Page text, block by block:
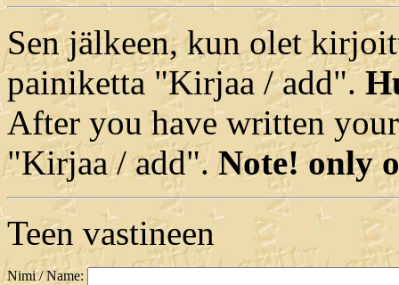
Sen jälkeen, kun olet
painiketta "Kirjaa / add".
After you have written
"Kirjaa / add". Note! only
Teen vastineen
Nimi / Name: